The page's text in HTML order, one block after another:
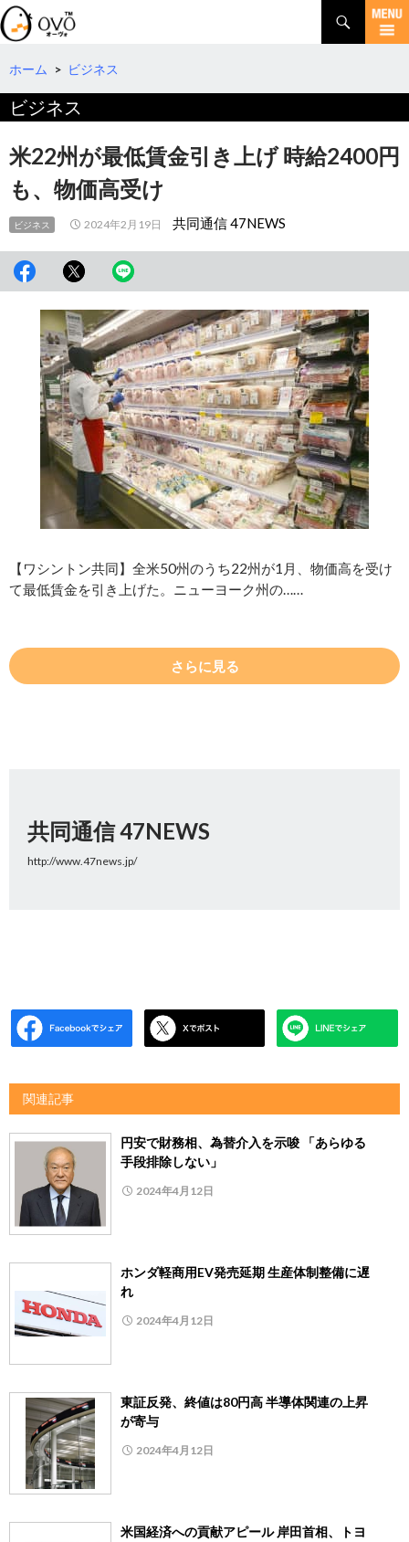
検
索
コ
テ
へ
移
動
ホーム > ビジネス
ビジネス
米22州が最低賃金引き上げ 時給2400円
も、物価高受け
ビジネス 2024年2月19日 共同通信 47NEWS
【ワシントン共同】全米50州のうち22州が1月、物価高を受け
て最低賃金を引き上げた。ニューヨーク州の……
さらに見る
共同通信 47NEWS
http://www.47news.jp/
関連記事
円安で財務相、為替介入を示唆 「あらゆる
手段排除しない」
2024年4月12日
ホンダ軽商用EV発売延期 生産体制整備に遅
れ
2024年4月12日
東証反発、終値は80円高 半導体関連の上昇
が寄与
2024年4月12日
米国経済への貢献アピール 岸田首相、トヨ